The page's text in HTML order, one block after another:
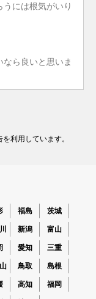
には根気がいり
ら良いと思いま
利用しています。
福島 茨城
新潟 富山
愛知 三重
鳥取 島根
高知 福岡